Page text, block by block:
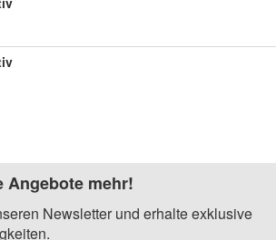
Angebote mehr!
Newsletter und erhalte exklusive